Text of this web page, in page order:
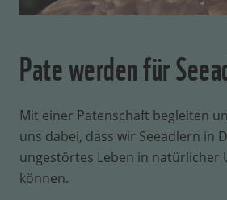
Pate werden für
Mit einer Patenschaft begleiten
uns dabei, dass wir Seeadlern in
ungestörtes Leben in natürlicher
können.